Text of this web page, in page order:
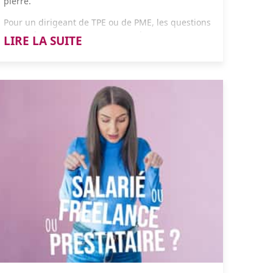
Pour un dirigeant de TPE ou de PME, les questions
s'enchaînent vite : comment protéger son
patrimoine ? Comment éviter que l'héritage vire
La holding patrimoniale est souvent la réponse.
Mais encore faut-il comprendre comment elle
fonctionne, et surtout, comment l'utiliser à bon
On vous explique tout.
La Holding : votre "société maman"
au commande
C'est quoi, concrètement ?
Imaginez que votreentrepriseactuelle est une
LIRE LA SUITE